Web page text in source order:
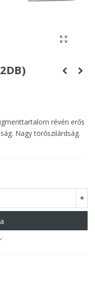
révén erős
Nagy törőszilárdság.
+